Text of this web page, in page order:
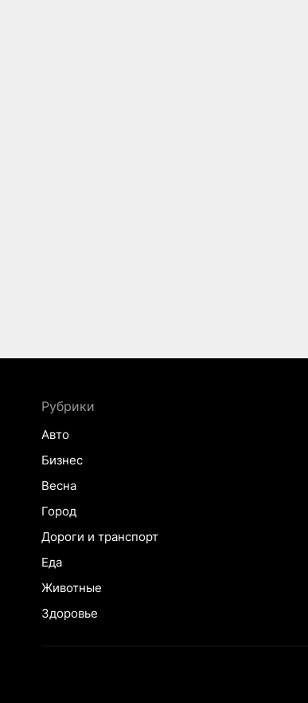
Рубрики
Авто
Бизнес
Весна
Город
Дороги и транспорт
Еда
Животные
Здоровье